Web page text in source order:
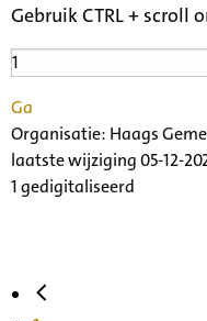
Gebruik CTRL + scroll
Ga
Organisatie: Haags
laatste wijziging 05-12-
1 gedigitaliseerd